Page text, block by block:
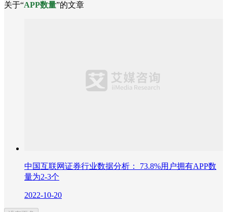
关于“APP数量”的文章
中国互联网证券行业数据分析： 73.8%用户拥有APP数
量为2-3个
2022-10-20